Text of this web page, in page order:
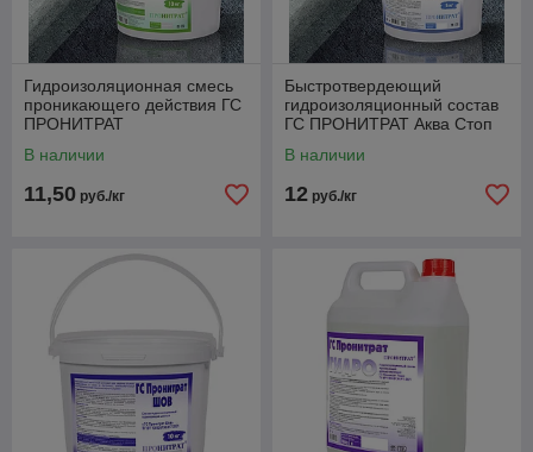
Гидроизоляционная смесь
проникающего действия ГС
ПРОНИТРАТ
В наличии
11,50 руб./кг
Быстротвердеющий
гидроизоляционный состав
ГС ПРОНИТРАТ Аква Стоп
В наличии
12 руб./кг